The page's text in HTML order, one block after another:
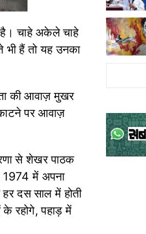
है। चाहे अकेले चाहे
भी हैं तो यह उनका
की आवाज़ मुखर
पर आवाज़
से शेखर पाठक
1974 में अपना
दस साल में होती
रहोगे, पहाड़ में